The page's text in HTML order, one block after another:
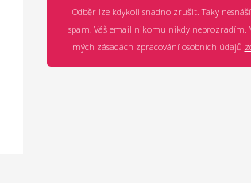
Odběr lze kdykoli snadno zrušit. Taky
spam, Váš email nikomu nikdy neprozradím.
mých zásadách zpracování osobních údajů